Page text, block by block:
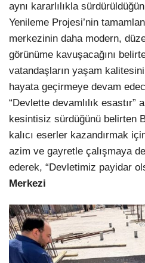
aynı kararlılıkla
Yenileme Projesi’nin
merkezinin daha modern,
görünüme kavuşacağını
vatandaşların yaşam kalitesini
hayata geçirmeye devam
“Devlette devamlılık esastır”
kesintisiz sürdüğünü belirten
kalıcı eserler kazandırmak
azim ve gayretle çalışmaya
ederek, “Devletimiz payidar
Merkezi